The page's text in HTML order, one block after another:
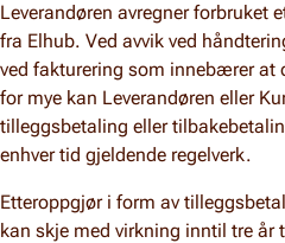
Leverandøren avregner forbruket
fra Elhub. Ved avvik ved
ved fakturering som innebærer at
for mye kan Leverandøren eller
tilleggsbetaling eller
enhver tid gjeldende regelverk.
Etteroppgjør i form av
kan skje med virkning inntil tre år